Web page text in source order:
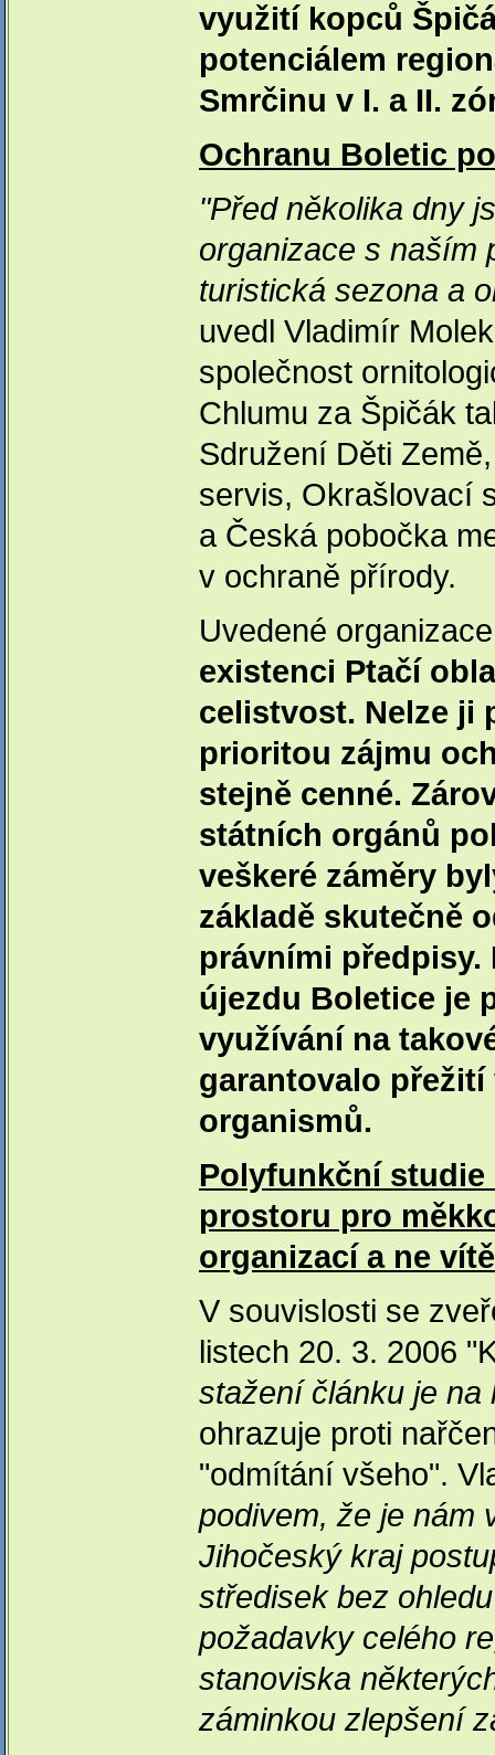
využití kopců
potenciálem
Smrčinu v I. a II.
Ochranu Boletic
"Před několika dny
organizace s naším
turistická sezona a
uvedl Vladimír
společnost
Chlumu za Špičák
Sdružení Děti
servis, Okrašlovací
a Česká pobočka
v ochraně přírody.
Uvedené
existenci Ptačí
celistvost. Nelze ji
prioritou zájmu
stejně cenné.
státních orgánů
veškeré záměry
základě skutečně
právními
újezdu Boletice je
využívání na
garantovalo
organismů.
Polyfunkční
prostoru pro
organizací a ne
V souvislosti se
listech 20. 3. 2006
stažení článku je na
ohrazuje proti
"odmítání všeho".
podivem, že je nám
Jihočeský kraj
středisek bez
požadavky celého
stanoviska
záminkou zlepšení